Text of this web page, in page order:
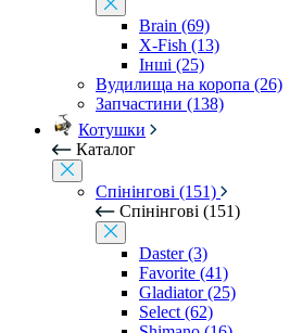
Brain (69)
X-Fish (13)
Інші (25)
Вудилища на коропа (26)
Запчастини (138)
Котушки
Каталог
Спінінгові (151)
Спінінгові (151)
Daster (3)
Favorite (41)
Gladiator (25)
Select (62)